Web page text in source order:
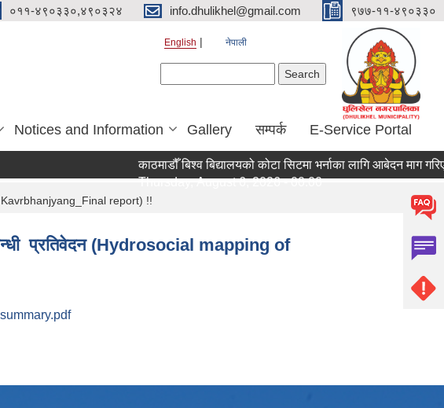
०११-४९०३३०,४९०३२४ info.dhulikhel@gmail.com ९७७-११-४९०३३०
English नेपाली
Notices and Information Gallery सम्पर्क E-Service Portal
काठमाडौँ बिश्व बिद्यालयको कोटा सिटमा भर्नाका लागि आबेदन माग
Thursday, August 6, 2026 - 00:00
Kavrbhanjyang_Final report) !!
प्रतिवेदन (Hydrosocial mapping of